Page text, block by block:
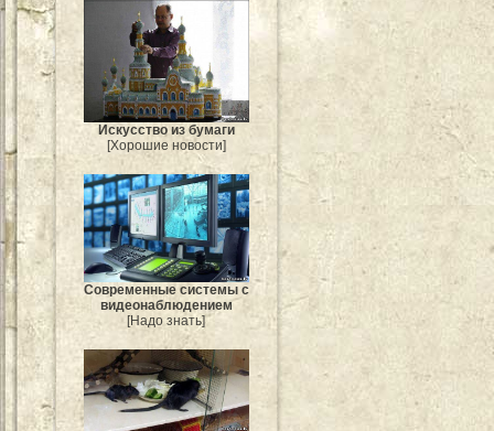
Искусство из бумаги
[Хорошие новости]
Современные системы с
видеонаблюдением
[Надо знать]